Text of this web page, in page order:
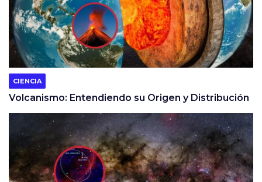
CIENCIA
Volcanismo: Entendiendo su Origen y Distribución